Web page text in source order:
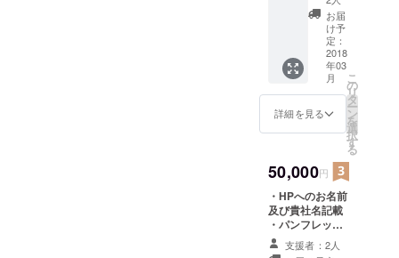
トラッ
クドラ
イバー
甲子園
DVD送
付 第五
回ト
ラック
ドライ
バー甲
催後、
編集さ
れた
DVDを
お届け
いたし
ます。
お届
け予
定：
2018
年03
月
詳細を見る
こ
の
リ
タ
ー
ン
を
選
択
す
る
50,000円
・HPへのお名前
及び貴社名記載
・パンフレット
への記載（お名
前又は社名の
支援者：2人